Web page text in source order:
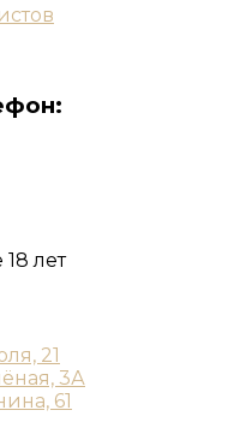
лет
21
3А
61